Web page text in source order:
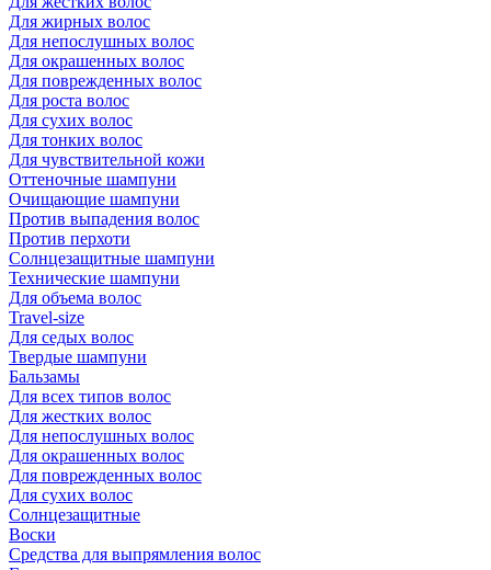
Для жирных волос
Для непослушных волос
Для окрашенных волос
Для поврежденных волос
Для роста волос
Для сухих волос
Для тонких волос
Для чувствительной кожи
Оттеночные шампуни
Очищающие шампуни
Против выпадения волос
Против перхоти
Солнцезащитные шампуни
Технические шампуни
Для объема волос
Travel-size
Для седых волос
Твердые шампуни
Бальзамы
Для всех типов волос
Для жестких волос
Для непослушных волос
Для окрашенных волос
Для поврежденных волос
Для сухих волос
Солнцезащитные
Воски
Средства для выпрямления волос